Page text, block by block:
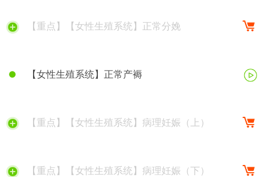
【重点】【女性生殖系统】正常分娩
【女性生殖系统】正常产褥
【重点】【女性生殖系统】病理妊娠（上）
【重点】【女性生殖系统】病理妊娠（下）